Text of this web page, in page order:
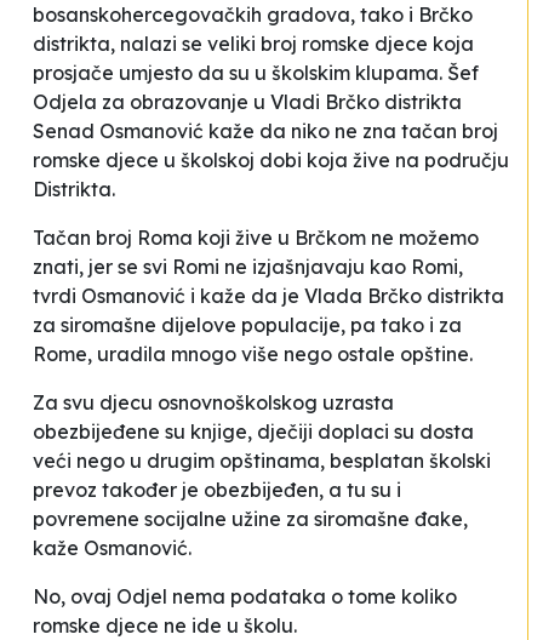
bosanskohercegovačkih gradova, tako i Brčko
distrikta, nalazi se veliki broj romske djece koja
prosjače umjesto da su u školskim klupama. Šef
Odjela za obrazovanje u Vladi Brčko distrikta
Senad Osmanović kaže da niko ne zna tačan broj
romske djece u školskoj dobi koja žive na području
Distrikta.
Tačan broj Roma koji žive u Brčkom ne možemo
znati, jer se svi Romi ne izjašnjavaju kao Romi,
tvrdi Osmanović i kaže da je Vlada Brčko distrikta
za siromašne dijelove populacije, pa tako i za
Rome, uradila mnogo više nego ostale opštine.
Za svu djecu osnovnoškolskog uzrasta
obezbijeđene su knjige, dječiji doplaci su dosta
veći nego u drugim opštinama, besplatan školski
prevoz također je obezbijeđen, a tu su i
povremene socijalne užine za siromašne đake,
kaže Osmanović.
No, ovaj Odjel nema podataka o tome koliko
romske djece ne ide u školu.